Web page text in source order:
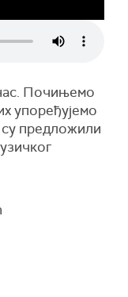
Почињемо
упоређујемо
су предложили